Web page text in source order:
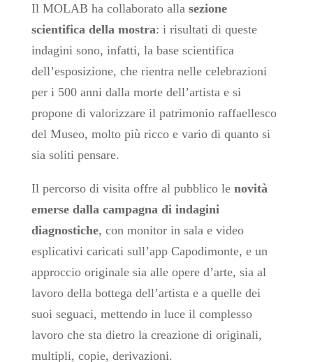
Il MOLAB ha collaborato alla sezione
scientifica della mostra: i risultati di queste
indagini sono, infatti, la base scientifica
dell’esposizione, che rientra nelle celebrazioni
per i 500 anni dalla morte dell’artista e si
propone di valorizzare il patrimonio raffaellesco
del Museo, molto più ricco e vario di quanto si
sia soliti pensare.
Il percorso di visita offre al pubblico le novità
emerse dalla campagna di indagini
diagnostiche, con monitor in sala e video
esplicativi caricati sull’app Capodimonte, e un
approccio originale sia alle opere d’arte, sia al
lavoro della bottega dell’artista e a quelle dei
suoi seguaci, mettendo in luce il complesso
lavoro che sta dietro la creazione di originali,
multipli, copie, derivazioni.